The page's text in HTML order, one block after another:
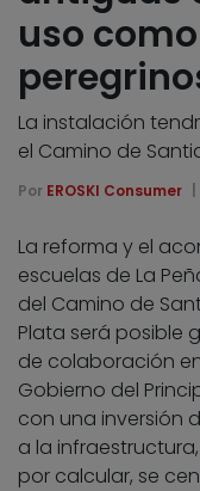
uso
La instalación
el Camino de
Por EROSKI Consumer
La reforma y el
escuelas de La
del Camino de
Plata será posible
de colaboración
Gobierno del
con una inversión
a la
por calcular, se